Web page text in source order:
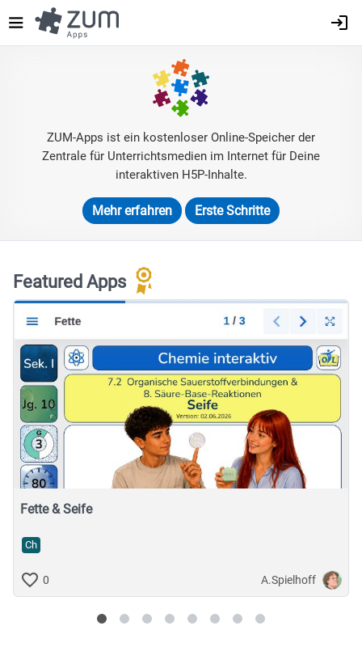
zum
Inhalt
ZUM-Apps ist ein kostenloser Online-Speicher der
Zentrale für Unterrichtsmedien im Internet für Deine
interaktiven H5P-Inhalte.
Mehr erfahren Erste Schritte
Featured Apps
Fette & Seife
Ch
0 A.Spielhoff